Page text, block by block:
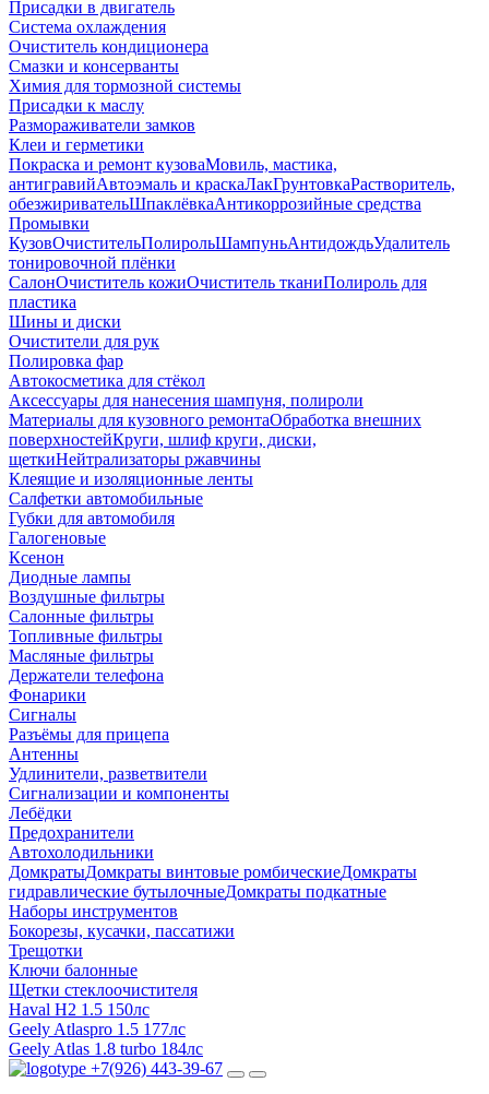
Присадки в двигатель
Система охлаждения
Очиститель кондиционера
Смазки и консерванты
Химия для тормозной системы
Присадки к маслу
Размораживатели замков
Клеи и герметики
Покраска и ремонт кузоваМовиль, мастика,
антигравийАвтоэмаль и краскаЛакГрунтовкаРастворитель,
обезжиривательШпаклёвкаАнтикоррозийные средства
Промывки
КузовОчистительПолирольШампуньАнтидождьУдалитель
тонировочной плёнки
СалонОчиститель кожиОчиститель тканиПолироль для
пластика
Шины и диски
Очистители для рук
Полировка фар
Автокосметика для стёкол
Аксессуары для нанесения шампуня, полироли
Материалы для кузовного ремонтаОбработка внешних
поверхностейКруги, шлиф круги, диски,
щеткиНейтрализаторы ржавчины
Клеящие и изоляционные ленты
Салфетки автомобильные
Губки для автомобиля
Галогеновые
Ксенон
Диодные лампы
Воздушные фильтры
Салонные фильтры
Топливные фильтры
Масляные фильтры
Держатели телефона
Фонарики
Сигналы
Разъёмы для прицепа
Антенны
Удлинители, разветвители
Сигнализации и компоненты
Лебёдки
Предохранители
Автохолодильники
ДомкратыДомкраты винтовые ромбическиеДомкраты
гидравлические бутылочныеДомкраты подкатные
Наборы инструментов
Бокорезы, кусачки, пассатижи
Трещотки
Ключи балонные
Щетки стеклоочистителя
Haval H2 1.5 150лс
Geely Atlaspro 1.5 177лс
Geely Atlas 1.8 turbo 184лс
+7(926) 443-39-67